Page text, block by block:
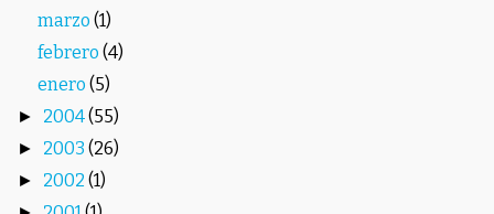
marzo(1)
febrero(4)
enero(5)
► 2004(55)
► 2003 (26)
► 2002 (1)